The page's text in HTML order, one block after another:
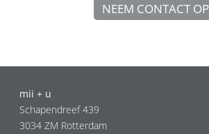
NEEM CONTACT OP
mii + u
Schapendreef 439
3034 ZM Rotterdam